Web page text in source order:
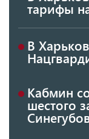
тарифы
В
Кабмин
шестого